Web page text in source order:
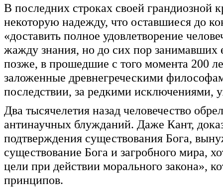
В последних строках своей грандиозной
некоторую надежду, что оставшиеся до
«доставить полное удовлетворение
жажду знания, но до сих пор занимавших
позже, в прошедшие с того момента 200
заложенные древнегреческими
последствии, за редкими исключениями,
Два тысячелетия назад человечество
антинаучных блужданий. Даже Кант,
подтверждения существования Бога,
существование Бога и загробного мира,
цели при действии морального закона»,
принципов.